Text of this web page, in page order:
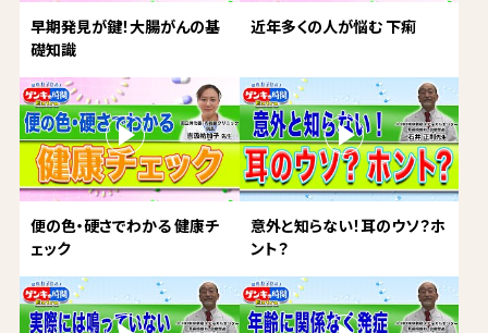
早期発見が鍵！大腸がんの基
礎知識
近年多くの人が悩む 下痢
便の色・硬さでわかる 健康チ
ェック
意外と知らない！耳のウソ？ホ
ント？